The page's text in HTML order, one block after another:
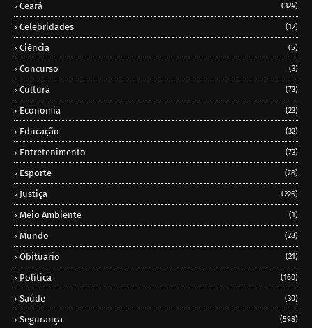
Ceará (324)
Celebridades (12)
Ciência (5)
Concurso (3)
Cultura (73)
Economia (23)
Educação (32)
Entretenimento (73)
Esporte (78)
Justiça (226)
Meio Ambiente (1)
Mundo (28)
Obituário (21)
Política (160)
Saúde (30)
Segurança (598)